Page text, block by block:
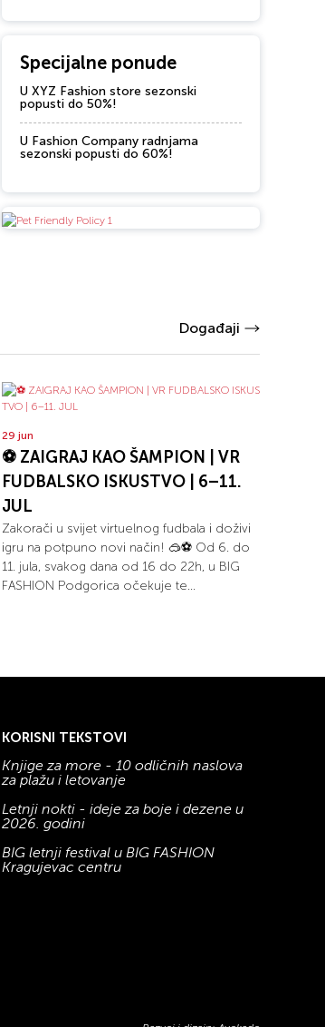
Specijalne ponude
U XYZ Fashion store sezonski
popusti do 50%!
U Fashion Company radnjama
sezonski popusti do 60%!
Događaji
29 jun
⚽ ZAIGRAJ KAO ŠAMPION | VR
FUDBALSKO ISKUSTVO | 6–11.
JUL
Zakorači u svijet virtuelnog fudbala i doživi
igru na potpuno novi način! 🥽⚽ Od 6. do
11. jula, svakog dana od 16 do 22h, u BIG
FASHION Podgorica očekuje te...
KORISNI TEKSTOVI
Knjige za more - 10 odličnih naslova
za plažu i letovanje
Letnji nokti - ideje za boje i dezene u
2026. godini
BIG letnji festival u BIG FASHION
Kragujevac centru